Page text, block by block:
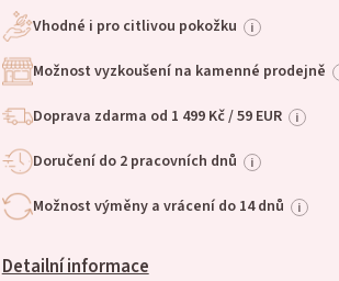
Vhodné i pro citlivou pokožku i
Možnost vyzkoušení na kamenné prodejně
Doprava zdarma od 1 499 Kč / 59 EUR i
Doručení do 2 pracovních dnů i
Možnost výměny a vrácení do 14 dnů i
Detailní informace